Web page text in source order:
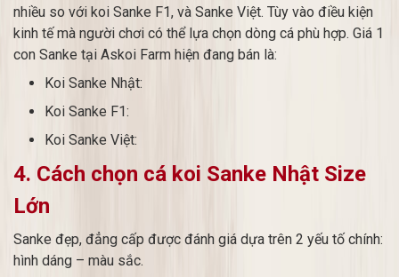
nhiều so với koi Sanke F1, và Sanke Việt. Tùy vào điều kiện
kinh tế mà người chơi có thể lựa chọn dòng cá phù hợp. Giá 1
con Sanke tại Askoi Farm hiện đang bán là:
Koi Sanke Nhật:
Koi Sanke F1:
Koi Sanke Việt:
4. Cách chọn cá koi Sanke Nhật Size
Lớn
Sanke đẹp, đẳng cấp được đánh giá dựa trên 2 yếu tố chính:
hình dáng – màu sắc.